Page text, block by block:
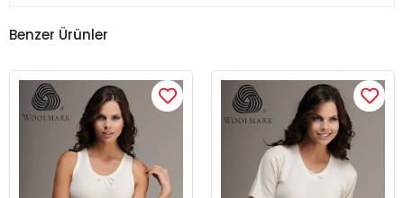
Benzer Ürünler